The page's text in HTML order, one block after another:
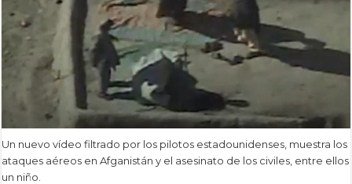
Un nuevo vídeo filtrado por los pilotos estadounidenses, muestra los
ataques aéreos en Afganistán y el asesinato de los civiles, entre ellos
un niño.